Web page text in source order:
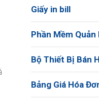
Giấy in bill
Phần Mềm Quản
Bộ Thiết Bị Bán
Bảng Giá Hóa